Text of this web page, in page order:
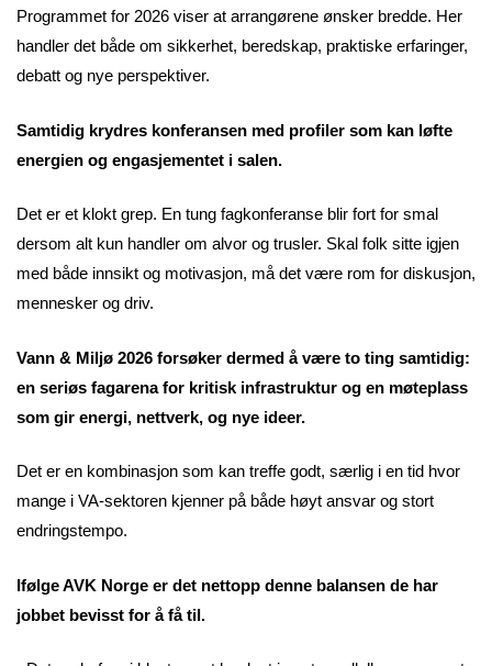
Programmet for 2026 viser at arrangørene ønsker bredde. Her
handler det både om sikkerhet, beredskap, praktiske erfaringer,
debatt og nye perspektiver.
Samtidig krydres konferansen med profiler som kan løfte
energien og engasjementet i salen.
Det er et klokt grep. En tung fagkonferanse blir fort for smal
dersom alt kun handler om alvor og trusler. Skal folk sitte igjen
med både innsikt og motivasjon, må det være rom for diskusjon,
mennesker og driv.
Vann & Miljø 2026 forsøker dermed å være to ting samtidig:
en seriøs fagarena for kritisk infrastruktur og en møteplass
som gir energi, nettverk, og nye ideer.
Det er en kombinasjon som kan treffe godt, særlig i en tid hvor
mange i VA-sektoren kjenner på både høyt ansvar og stort
endringstempo.
Ifølge AVK Norge er det nettopp denne balansen de har
jobbet bevisst for å få til.